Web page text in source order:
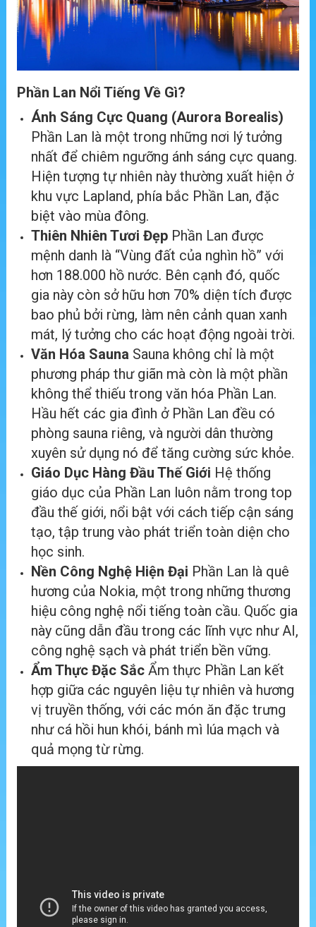
Phần Lan Nổi Tiếng Về Gì?
Ánh Sáng Cực Quang (Aurora Borealis)
Phần Lan là một trong những nơi lý tưởng
nhất để chiêm ngưỡng ánh sáng cực quang.
Hiện tượng tự nhiên này thường xuất hiện ở
khu vực Lapland, phía bắc Phần Lan, đặc
biệt vào mùa đông.
Thiên Nhiên Tươi Đẹp Phần Lan được
mệnh danh là “Vùng đất của nghìn hồ” với
hơn 188.000 hồ nước. Bên cạnh đó, quốc
gia này còn sở hữu hơn 70% diện tích được
bao phủ bởi rừng, làm nên cảnh quan xanh
mát, lý tưởng cho các hoạt động ngoài trời.
Văn Hóa Sauna Sauna không chỉ là một
phương pháp thư giãn mà còn là một phần
không thể thiếu trong văn hóa Phần Lan.
Hầu hết các gia đình ở Phần Lan đều có
phòng sauna riêng, và người dân thường
xuyên sử dụng nó để tăng cường sức khỏe.
Giáo Dục Hàng Đầu Thế Giới Hệ thống
giáo dục của Phần Lan luôn nằm trong top
đầu thế giới, nổi bật với cách tiếp cận sáng
tạo, tập trung vào phát triển toàn diện cho
học sinh.
Nền Công Nghệ Hiện Đại Phần Lan là quê
hương của Nokia, một trong những thương
hiệu công nghệ nổi tiếng toàn cầu. Quốc gia
này cũng dẫn đầu trong các lĩnh vực như AI,
công nghệ sạch và phát triển bền vững.
Ẩm Thực Đặc Sắc Ẩm thực Phần Lan kết
hợp giữa các nguyên liệu tự nhiên và hương
vị truyền thống, với các món ăn đặc trưng
như cá hồi hun khói, bánh mì lúa mạch và
quả mọng từ rừng.